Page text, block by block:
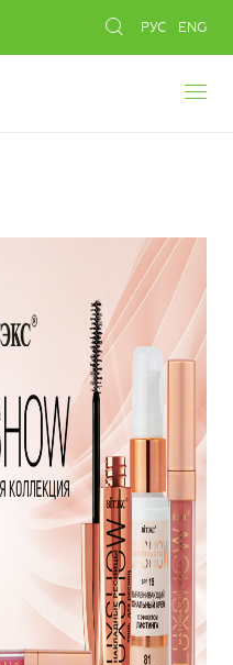
РУС ENG